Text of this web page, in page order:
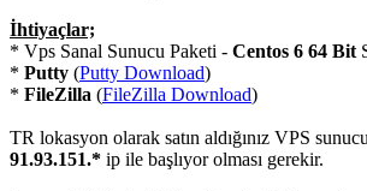
İhtiyaçlar;
* Vps Sanal Sunucu Paketi - Centos 6 64 Bit
* Putty (Putty Download)
* FileZilla (FileZilla Download)
TR lokasyon olarak satın aldığınız VPS
91.93.151.* ip ile başlıyor olması gerekir.